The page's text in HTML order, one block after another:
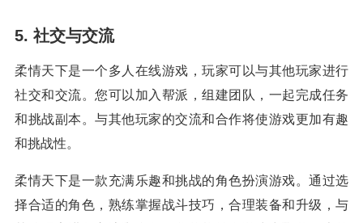
5. 社交与交流
柔情天下是一个多人在线游戏，玩家可以与其他玩家进行
社交和交流。您可以加入帮派，组建团队，一起完成任务
和挑战副本。与其他玩家的交流和合作将使游戏更加有趣
和挑战性。
柔情天下是一款充满乐趣和挑战的角色扮演游戏。通过选
择合适的角色，熟练掌握战斗技巧，合理装备和升级，与